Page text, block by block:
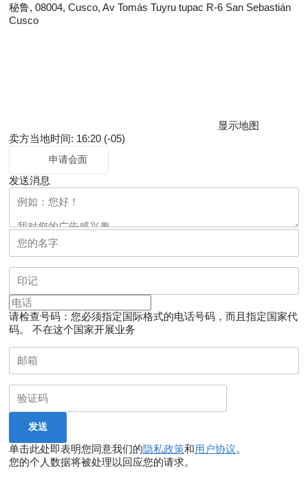
秘鲁, 08004, Cusco, Av Tomás Tuyru tupac R-6 San Sebastián
Cusco
显示地图
卖方当地时间: 16:20 (-05)
申请会面
发送消息
请检查号码：您必须指定国际格式的电话号码，而且指定国家代
码。
不在这个国家开展业务
单击此处即表明您同意我们的隐私政策和用户协议。
您的个人数据将被处理以回应您的请求。